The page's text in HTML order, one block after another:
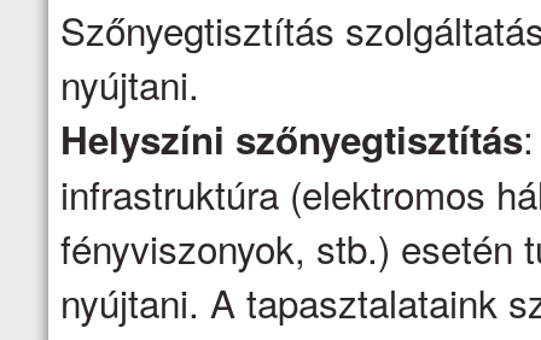
Szőnyegtisztítás
nyújtani.
Helyszíni szőnyegtisztítás
infrastruktúra (elektromos
fényviszonyok, stb.) esetén
nyújtani. A tapasztalataink